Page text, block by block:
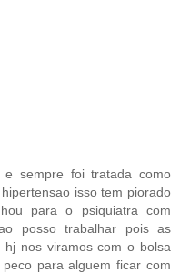
sempre foi tratada como
isso tem piorado
para o psiquiatra com
posso trabalhar pois as
nos viramos com o bolsa
para alguem ficar com